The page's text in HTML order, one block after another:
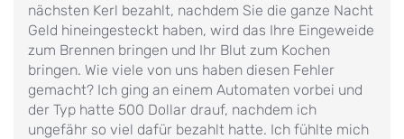
nächsten Kerl bezahlt, nachdem Sie die ganze Nacht
Geld hineingesteckt haben, wird das Ihre Eingeweide
zum Brennen bringen und Ihr Blut zum Kochen
bringen. Wie viele von uns haben diesen Fehler
gemacht? Ich ging an einem Automaten vorbei und
der Typ hatte 500 Dollar drauf, nachdem ich
ungefähr so viel dafür bezahlt hatte. Ich fühlte mich